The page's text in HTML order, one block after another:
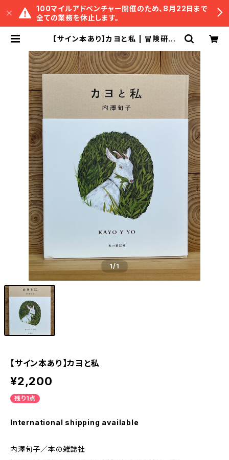
100マイルアドベンチャー開催のため、8月22日まで
全ての業務を休止します。
【サイン本あり】カヨと私 | 冒険研究
1/1
【サイン本あり】カヨと私
¥2,200
残り1点
International shipping available
内澤旬子／本の雑誌社